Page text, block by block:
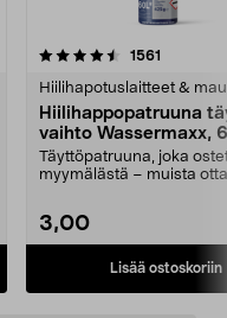
1561
Hiilihapotuslaitteet &
Hiilihappopatruuna
vaihto Wassermaxx,
Täyttöpatruuna, joka
myymälästä – muista
3,00
Lisää ostoskoriin
4.5viidestä